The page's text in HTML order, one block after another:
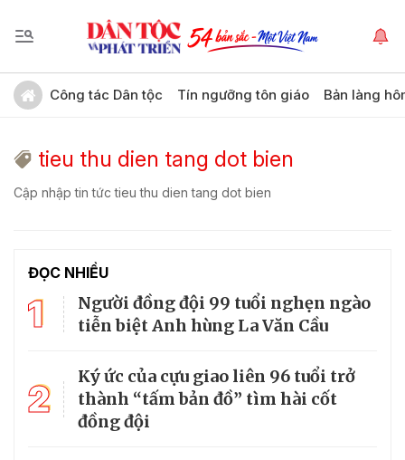
Công tác Dân tộc Tín ngưỡng tôn giáo Bản làng
tieu thu dien tang dot bien
Cập nhập tin tức tieu thu dien tang dot bien
ĐỌC NHIỀU
1
Người đồng đội 99 tuổi nghẹn ngào
tiễn biệt Anh hùng La Văn Cầu
2
Ký ức của cựu giao liên 96 tuổi trở
thành “tấm bản đồ” tìm hài cốt
đồng đội